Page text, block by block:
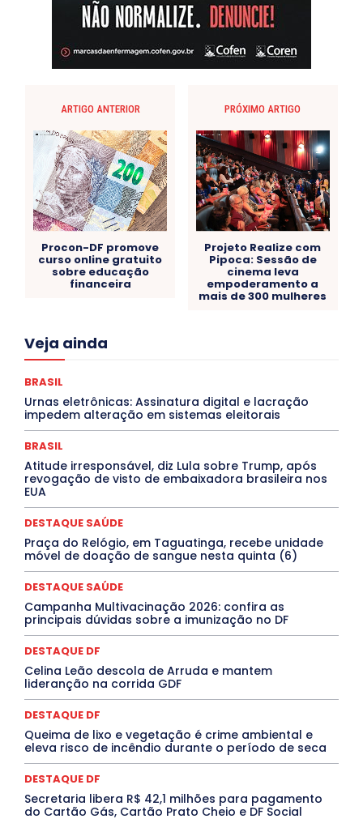
ARTIGO ANTERIOR
Procon-DF promove
curso online gratuito
sobre educação
financeira
PRÓXIMO ARTIGO
Projeto Realize com
Pipoca: Sessão de
cinema leva
empoderamento a
mais de 300 mulheres
Veja ainda
Acre
Congressuanas & Esplanadumas
Covid-19
Crônica Política Crônicas
CULTURA
Cultura e Tal
DANÇA Dengue
Denuncia
DESTAQUE BRASIL
DESTAQUE DF
DESTAQUE SAÚDE
DESTAQUES OUTROS
ELEIÇÕES
EMPREGO E OPORTUNIDADES
ENTORNO
Especial
Espírito Santo ESPORTE
ESTÁGIO
Febre Oropouche
FILMES
Goiás
INTELIGÊNCIA ARTIFICIAL
Jogos Online
JUDICIÁRIO LITERATURA
Maranhão
Marburg
Mato Grosso
Mato Grosso do Sul
MEIO AMBIENTE
Minas Gerais MOBILIDADE
MPOX
MÚSICA
O Plantonista
PROCESSO SELETIVO
PUBLIEDITORIAL
QUALIFICAÇÃO PROFISSIONAL
RESIDÊNCIA
Santa Catarina
Saúde Agora
SEGURANÇA
Soltando o Verbo
TÁ FROID?
TEATRO
Tocantins
Utilidade Pública ZikaVirus
Mais
BRASIL
Urnas eletrônicas: Assinatura digital e lacração
impedem alteração em sistemas eleitorais
BRASIL
Atitude irresponsável, diz Lula sobre Trump, após
revogação de visto de embaixadora brasileira nos
EUA
DESTAQUE SAÚDE
Praça do Relógio, em Taguatinga, recebe unidade
móvel de doação de sangue nesta quinta (6)
DESTAQUE SAÚDE
Campanha Multivacinação 2026: confira as
principais dúvidas sobre a imunização no DF
DESTAQUE DF
Celina Leão descola de Arruda e mantem
lideranção na corrida GDF
DESTAQUE DF
Queima de lixo e vegetação é crime ambiental e
eleva risco de incêndio durante o período de seca
DESTAQUE DF
Secretaria libera R$ 42,1 milhões para pagamento
do Cartão Gás, Cartão Prato Cheio e DF Social